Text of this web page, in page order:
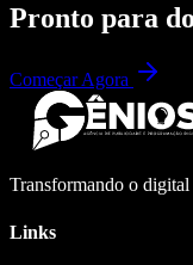
Pronto para
Começar Agora
Transformando o digital
Links